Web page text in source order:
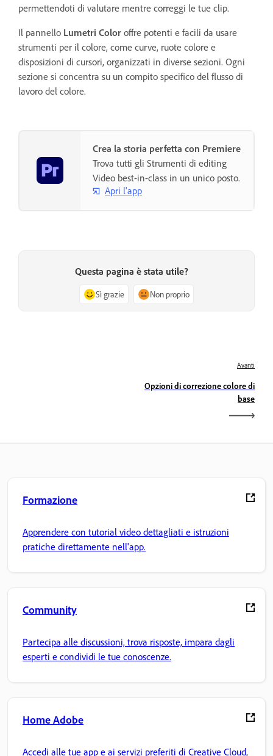
permettendoti di valutare mentre correggi le tue clip.
Il pannello Lumetri Color offre potenti e facili da usare
strumenti per il colore, come curve, ruote colore e
disposizioni di cursori, organizzati in diverse sezioni. Ogni
sezione si concentra su un compito specifico del flusso di
lavoro del colore.
Crea la storia perfetta con Premiere
Trova tutti gli Strumenti di editing
Video best-in-class in un unico posto.
Apri l'app
Questa pagina è stata utile?
Sì grazie Non proprio
Avanti
Opzioni di correzione colore di
base
Formazione
Apprendere con tutorial video dettagliati e istruzioni
pratiche direttamente nell'app.
Community
Partecipa alle discussioni, trova risposte, impara dagli
esperti e condividi le tue conoscenze.
Home Adobe
Accedi alle tue app e ai servizi preferiti di Creative Cloud,